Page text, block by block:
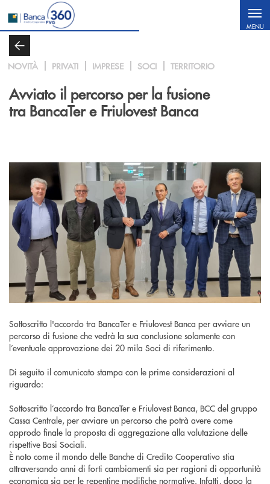
Salta al contenuto principale
MENU
NOVITÀ PRIVATI IMPRESE SOCI TERRITORIO
Avviato il percorso per la fusione
tra BancaTer e Friulovest Banca
Sottoscritto l'accordo tra BancaTer e Friulovest Banca per avviare un
percorso di fusione che vedrà la sua conclusione solamente con
l’eventuale approvazione dei 20 mila Soci di riferimento.
Di seguito il comunicato stampa con le prime considerazioni al
riguardo:
Sottoscritto l’accordo tra BancaTer e Friulovest Banca, BCC del gruppo
Cassa Centrale, per avviare un percorso che potrà avere come
approdo finale la proposta di aggregazione alla valutazione delle
rispettive Basi Sociali.
È noto come il mondo delle Banche di Credito Cooperativo stia
attraversando anni di forti cambiamenti sia per ragioni di opportunità
economica sia per le repentine modifiche normative. Infatti, dopo la